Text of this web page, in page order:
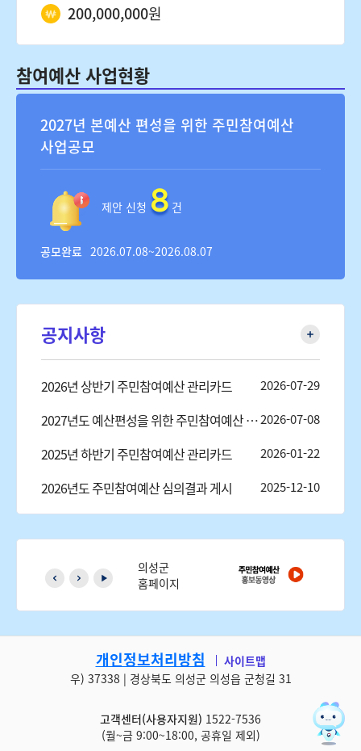
200,000,000원
참여예산 사업현황
2027년 본예산 편성을 위한 주민참여예산
사업공모
제안 신청 8 건
공모완료 2026.07.08~2026.08.07
공지사항
2026년 상반기 주민참여예산 관리카드 2026-07-29
2027년도 예산편성을 위한 주민참여예산 제안사업공모2026-07-08
2025년 하반기 주민참여예산 관리카드 2026-01-22
2026년도 주민참여예산 심의결과 게시 2025-12-10
의성군
홈페이지
개인정보처리방침
사이트맵
우) 37338 | 경상북도 의성군 의성읍 군청길 31
고객센터(사용자지원) 1522-7536
(월~금 9:00~18:00, 공휴일 제외)